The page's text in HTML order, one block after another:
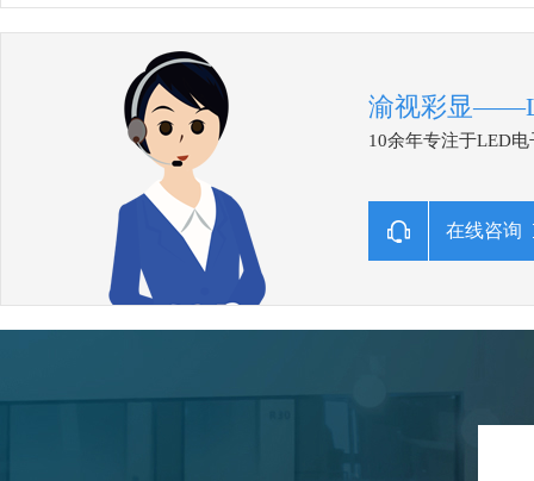
渝视彩显
10余年专注于LED
在线咨询